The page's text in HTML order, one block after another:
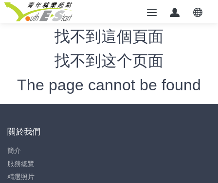
找不到這個頁面
找不到这个页面
The page cannot be found
關於我們
簡介
服務總覽
精選照片